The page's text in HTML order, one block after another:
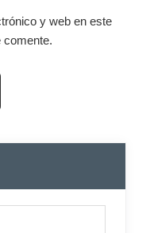
y web en este
comente.